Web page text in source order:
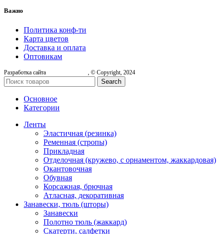
Важно
Политика конф-ти
Карта цветов
Доставка и оплата
Оптовикам
Разработка сайта , © Copyright, 2024
Search
Основное
Категории
Ленты
Эластичная (резинка)
Ременная (стропы)
Прикладная
Отделочная (кружево, с орнаментом, жаккардовая)
Окантовочная
Обувная
Корсажная, брючная
Атласная, декоративная
Занавески, тюль (шторы)
Занавески
Полотно тюль (жаккард)
Скатерти, салфетки